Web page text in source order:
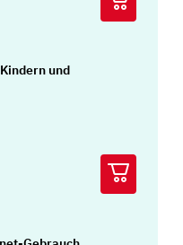
und